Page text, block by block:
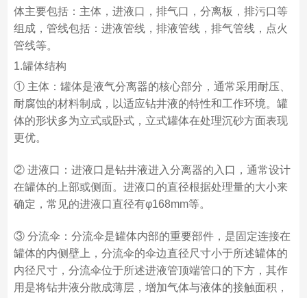
体主要包括：主体，进液口，排气口，分离板，排污口等
组成，管线包括：进液管线，排液管线，排气管线，点火
管线等。
1.罐体结构
① 主体：罐体是液气分离器的核心部分，通常采用耐压、
耐腐蚀的材料制成，以适应钻井液的特性和工作环境。罐
体的形状多为立式或卧式，立式罐体在处理沉砂方面表现
更优。
② 进液口：进液口是钻井液进入分离器的入口，通常设计
在罐体的上部或侧面。进液口的直径根据处理量的大小来
确定，常见的进液口直径有φ168mm等。
③ 分流伞：分流伞是罐体内部的重要部件，是固定连接在
罐体的内侧壁上，分流伞的伞边直径尺寸小于所述罐体的
内径尺寸，分流伞位于所述进液管顶端管口的下方，其作
用是将钻井液分散成薄层，增加气体与液体的接触面积，